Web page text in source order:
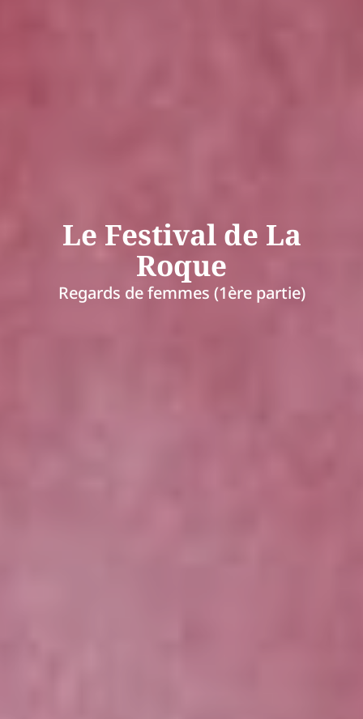
Le Festival de La
Roque
Regards de femmes (1ère partie)